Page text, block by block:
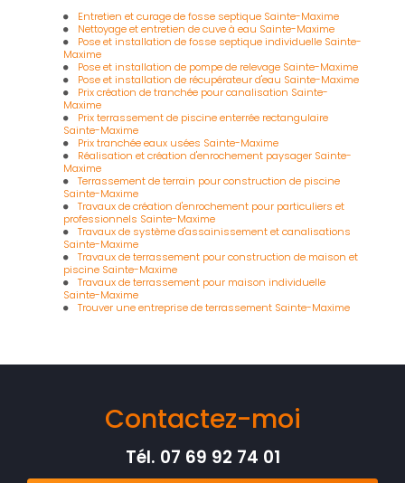
Entretien et curage de fosse septique Sainte-Maxime
Nettoyage et entretien de cuve à eau Sainte-Maxime
Pose et installation de fosse septique individuelle Sainte-
Maxime
Pose et installation de pompe de relevage Sainte-Maxime
Pose et installation de récupérateur d'eau Sainte-Maxime
Prix création de tranchée pour canalisation Sainte-
Maxime
Prix terrassement de piscine enterrée rectangulaire
Sainte-Maxime
Prix tranchée eaux usées Sainte-Maxime
Réalisation et création d'enrochement paysager Sainte-
Maxime
Terrassement de terrain pour construction de piscine
Sainte-Maxime
Travaux de création d'enrochement pour particuliers et
professionnels Sainte-Maxime
Travaux de système d'assainissement et canalisations
Sainte-Maxime
Travaux de terrassement pour construction de maison et
piscine Sainte-Maxime
Travaux de terrassement pour maison individuelle
Sainte-Maxime
Trouver une entreprise de terrassement Sainte-Maxime
Contactez-moi
Tél. 07 69 92 74 01